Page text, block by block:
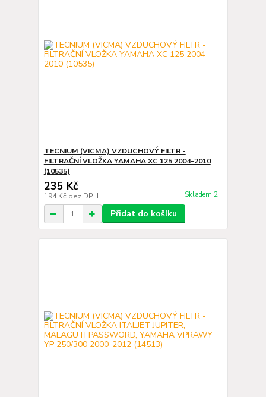
TECNIUM (VICMA) VZDUCHOVÝ FILTR -
FILTRAČNÍ VLOŽKA YAMAHA XC 125 2004-2010
(10535)
235 Kč
194 Kč bez DPH Skladem 2
Přidat do košíku